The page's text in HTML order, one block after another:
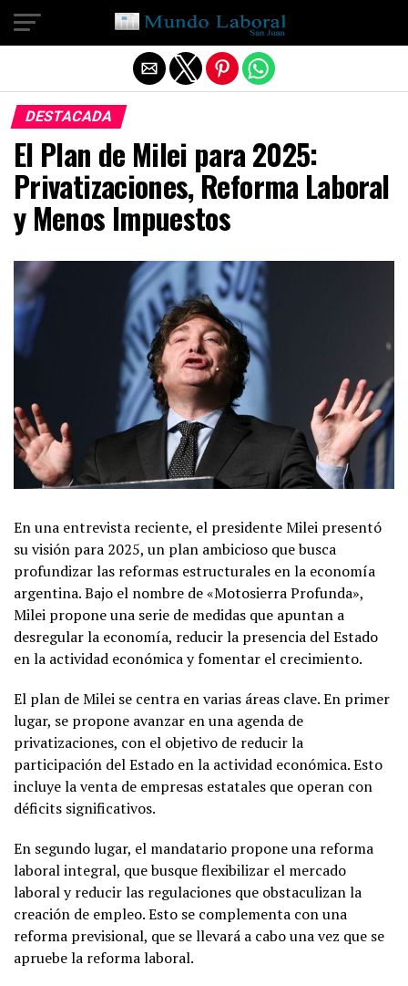
DESTACADA
El Plan de Milei para 2025:
Privatizaciones, Reforma Laboral
y Menos Impuestos
En una entrevista reciente, el presidente Milei presentó
su visión para 2025, un plan ambicioso que busca
profundizar las reformas estructurales en la economía
argentina. Bajo el nombre de «Motosierra Profunda»,
Milei propone una serie de medidas que apuntan a
desregular la economía, reducir la presencia del Estado
en la actividad económica y fomentar el crecimiento.
El plan de Milei se centra en varias áreas clave. En primer
lugar, se propone avanzar en una agenda de
privatizaciones, con el objetivo de reducir la
participación del Estado en la actividad económica. Esto
incluye la venta de empresas estatales que operan con
déficits significativos.
En segundo lugar, el mandatario propone una reforma
laboral integral, que busque flexibilizar el mercado
laboral y reducir las regulaciones que obstaculizan la
creación de empleo. Esto se complementa con una
reforma previsional, que se llevará a cabo una vez que se
apruebe la reforma laboral.
Salir de la versión móvil